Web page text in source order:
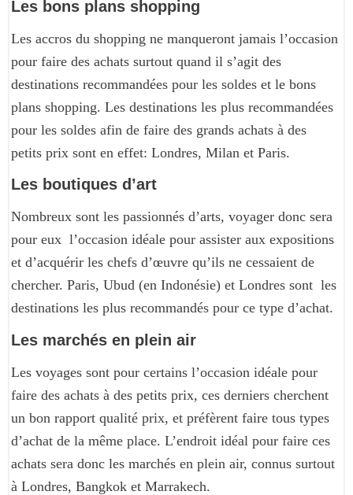
Les bons plans shopping
Les accros du shopping ne manqueront jamais l’occasion
pour faire des achats surtout quand il s’agit des
destinations recommandées pour les soldes et le bons
plans shopping. Les destinations les plus recommandées
pour les soldes afin de faire des grands achats à des
petits prix sont en effet: Londres, Milan et Paris.
Les boutiques d’art
Nombreux sont les passionnés d’arts, voyager donc sera
pour eux l’occasion idéale pour assister aux expositions
et d’acquérir les chefs d’œuvre qu’ils ne cessaient de
chercher. Paris, Ubud (en Indonésie) et Londres sont les
destinations les plus recommandés pour ce type d’achat.
Les marchés en plein air
Les voyages sont pour certains l’occasion idéale pour
faire des achats à des petits prix, ces derniers cherchent
un bon rapport qualité prix, et préfèrent faire tous types
d’achat de la même place. L’endroit idéal pour faire ces
achats sera donc les marchés en plein air, connus surtout
à Londres, Bangkok et Marrakech.